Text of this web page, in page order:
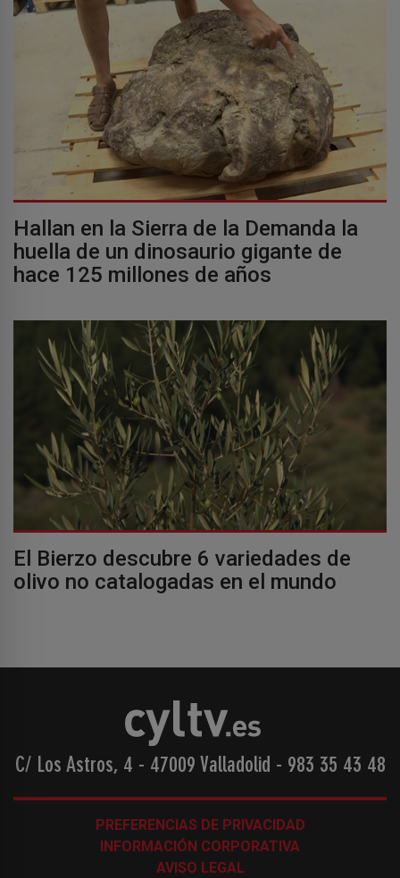
Hallan en la Sierra de la Demanda la
huella de un dinosaurio gigante de
hace 125 millones de años
El Bierzo descubre 6 variedades de
olivo no catalogadas en el mundo
C/ Los Astros, 4 - 47009 Valladolid - 983 35 43 48
PREFERENCIAS DE PRIVACIDAD
INFORMACIÓN CORPORATIVA
AVISO LEGAL